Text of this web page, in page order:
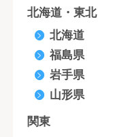
北海道・東北
北海道
福島県
岩手県
山形県
関東